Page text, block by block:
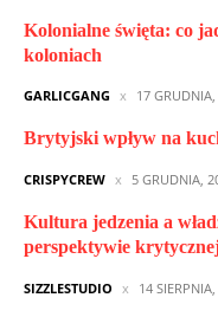
Kolonialne święta: co
koloniach
GARLICGANG 17
Brytyjski wpływ na
CRISPYCREW 5 GRUDNIA,
Kultura jedzenia a
perspektywie
SIZZLESTUDIO 14